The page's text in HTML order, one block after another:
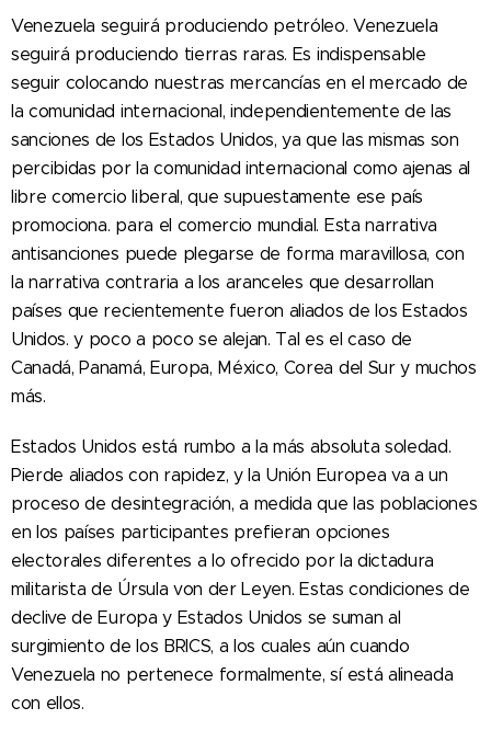
Venezuela seguirá produciendo petróleo. Venezuela
seguirá produciendo tierras raras. Es indispensable
seguir colocando nuestras mercancías en el mercado de
la comunidad internacional, independientemente de las
sanciones de los Estados Unidos, ya que las mismas son
percibidas por la comunidad internacional como ajenas al
libre comercio liberal, que supuestamente ese país
promociona. para el comercio mundial. Esta narrativa
antisanciones puede plegarse de forma maravillosa, con
la narrativa contraria a los aranceles que desarrollan
países que recientemente fueron aliados de los Estados
Unidos. y poco a poco se alejan. Tal es el caso de
Canadá, Panamá, Europa, México, Corea del Sur y muchos
más.
Estados Unidos está rumbo a la más absoluta soledad.
Pierde aliados con rapidez, y la Unión Europea va a un
proceso de desintegración, a medida que las poblaciones
en los países participantes prefieran opciones
electorales diferentes a lo ofrecido por la dictadura
militarista de Úrsula von der Leyen. Estas condiciones de
declive de Europa y Estados Unidos se suman al
surgimiento de los BRICS, a los cuales aún cuando
Venezuela no pertenece formalmente, sí está alineada
con ellos.